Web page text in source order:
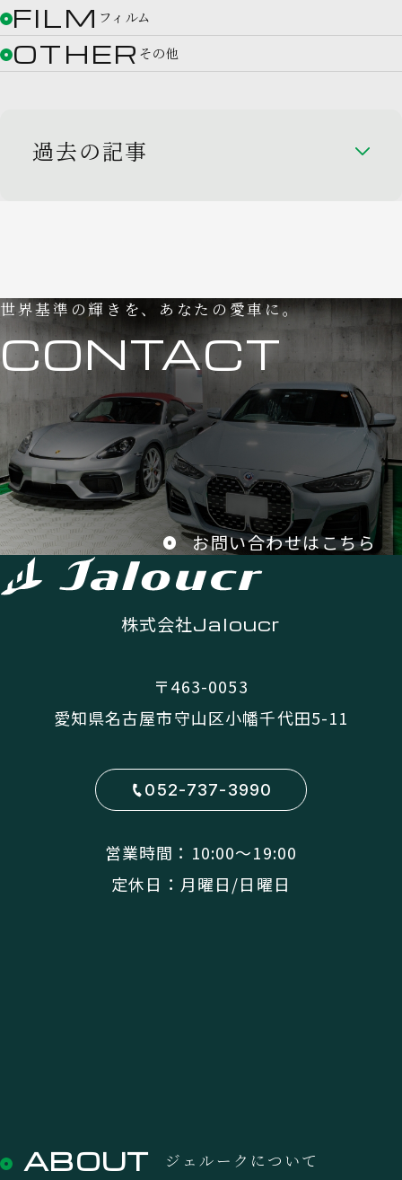
FILM フィルム
OTHER その他
過去の記事
世界基準の輝きを、あなたの愛車に。
CONTACT
お問い合わせはこちら
株式会社Jaloucr
〒463-0053
愛知県名古屋市守山区小幡千代田5-11
052-737-3990
営業時間：10:00〜19:00
定休日：月曜日/日曜日
ABOUT ジェルークについて